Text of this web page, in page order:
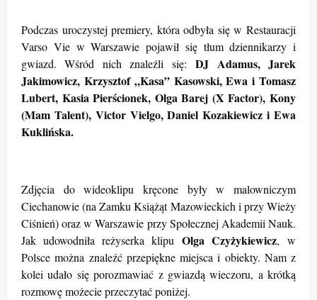
Podczas uroczystej premiery, która odbyła się w Restauracji
Varso Vie w Warszawie pojawił się tłum dziennikarzy i
gwiazd. Wśród nich znaleźli się:
DJ Adamus, Jarek
Jakimowicz, Krzysztof „Kasa” Kasowski, Ewa i Tomasz
Lubert, Kasia Pierścionek, Olga Barej (X Factor), Kony
(Mam Talent), Victor Vielgo, Daniel Kozakiewicz i Ewa
Kuklińska.
Zdjęcia do wideoklipu kręcone były w malowniczym
Ciechanowie (na Zamku Książąt Mazowieckich i przy Wieży
Ciśnień) oraz w Warszawie przy Społecznej Akademii Nauk.
Jak udowodniła reżyserka klipu Olga Czyżykiewicz, w
Polsce można znaleźć przepiękne miejsca i obiekty. Nam z
kolei udało się porozmawiać z gwiazdą wieczoru, a krótką
rozmowę możecie przeczytać poniżej.